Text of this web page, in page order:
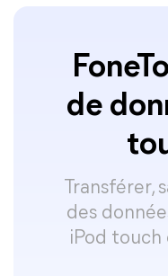
de
Transférer,
des
iPod